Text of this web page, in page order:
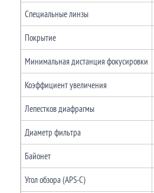
Специальные линзы
Покрытие
Минимальная дистанция фокусировки
Коэффициент увеличения
Лепестков диафрагмы
Диаметр фильтра
Байонет
Угол обзора (APS-C)